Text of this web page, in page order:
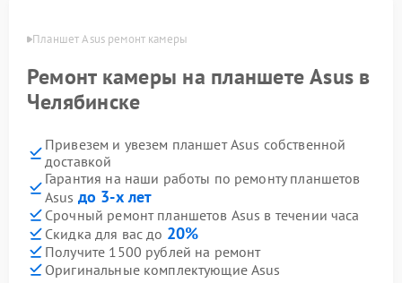
Планшет Asus ремонт камеры
Ремонт камеры на планшете Asus в
Челябинске
Привезем и увезем планшет Asus собственной
доставкой
Гарантия на наши работы по ремонту планшетов
Asus до 3-х лет
Срочный ремонт планшетов Asus в течении часа
Скидка для вас до 20%
Получите 1500 рублей на ремонт
Оригинальные комплектующие Asus